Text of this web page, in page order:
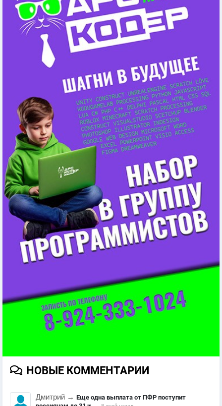
НОВЫЕ КОММЕНТАРИИ
Дмитрий → Еще одна выплата от ПФР поступит